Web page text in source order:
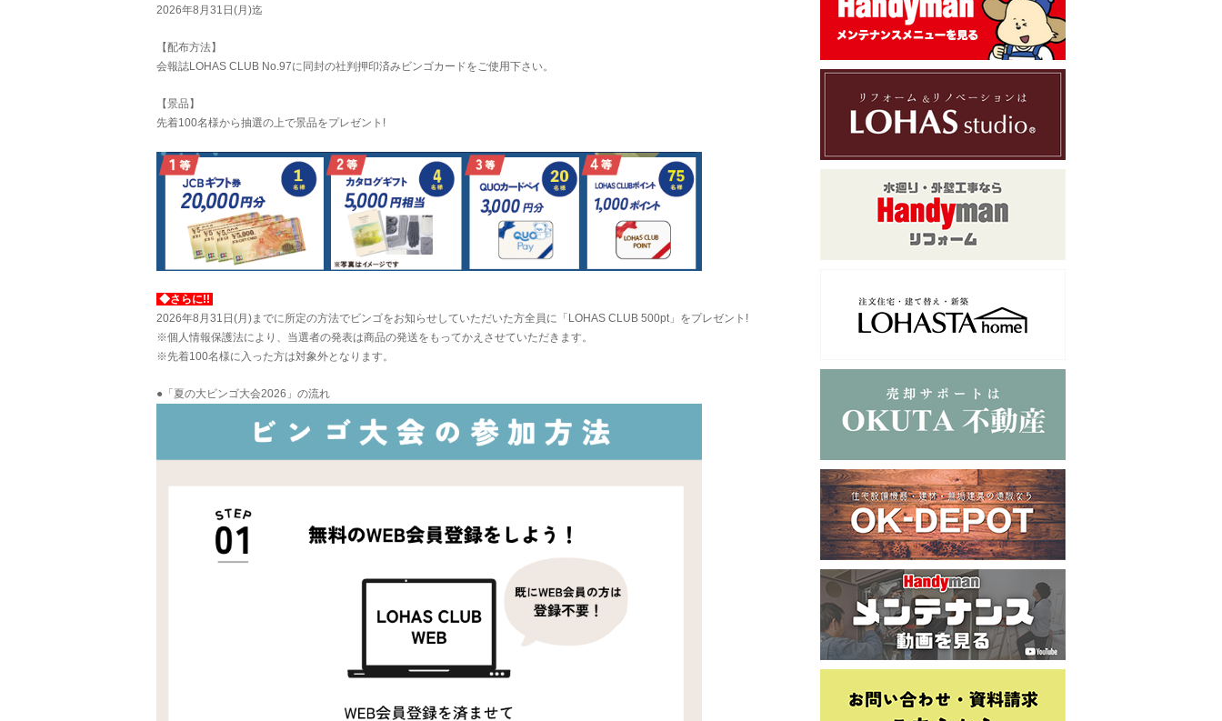
2026年8月31日(月)迄
【配布方法】
会報誌LOHAS CLUB No.97に同封の社判押印済みビンゴカードをご使用下さい。
【景品】
先着100名様から抽選の上で景品をプレゼント!
◆さらに!!
2026年8月31日(月)までに所定の方法でビンゴをお知らせしていただいた方全員に「LOHAS CLUB 500pt」をプレゼント!
※個人情報保護法により、当選者の発表は商品の発送をもってかえさせていただきます。
※先着100名様に入った方は対象外となります。
●「夏の大ビンゴ大会2026」の流れ